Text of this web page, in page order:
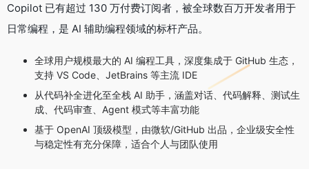
Copilot 已有超过 130 万付费订阅者，被全球数百万开发者用于
日常编程，是 AI 辅助编程领域的标杆产品。
全球用户规模最大的 AI 编程工具，深度集成于 GitHub 生态，
支持 VS Code、JetBrains 等主流 IDE
从代码补全进化至全栈 AI 助手，涵盖对话、代码解释、测试生
成、代码审查、Agent 模式等丰富功能
基于 OpenAI 顶级模型，由微软/GitHub 出品，企业级安全性
与稳定性有充分保障，适合个人与团队使用